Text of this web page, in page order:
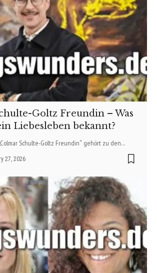
Goltz Freundin – Was
Liebesleben bekannt?
Schulte-Goltz Freundin“ gehört zu den…
27, 2026